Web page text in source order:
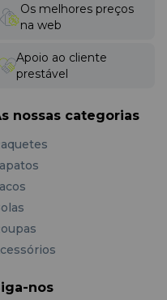
Os melhores preços
na web
Apoio ao cliente
prestável
nossas categorias
nos